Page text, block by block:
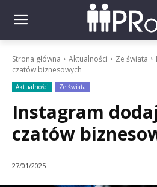
Strona główna Aktualności Ze świata
czatów biznesowych
Aktualności Ze świata
Instagram
czatów
27/01/2025